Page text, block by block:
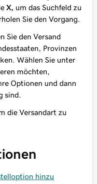
X, um das Suchfeld zu
Sie den Vorgang.
Sie den Versand
Provinzen
Wählen Sie unter
möchten,
Optionen und dann
sind.
die Versandart zu
hinzu